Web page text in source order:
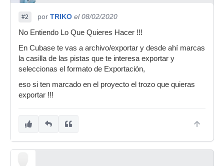
#2 por TRIKO el 08/02/2020
No Entiendo Lo Que Quieres Hacer !!!
En Cubase te vas a archivo/exportar y desde ahí marcas
la casilla de las pistas que te interesa exportar y
seleccionas el formato de Exportación,
eso si ten marcado en el proyecto el trozo que quieras
exportar !!!